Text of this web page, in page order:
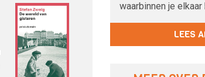
waarbinnen je elkaar
LEES